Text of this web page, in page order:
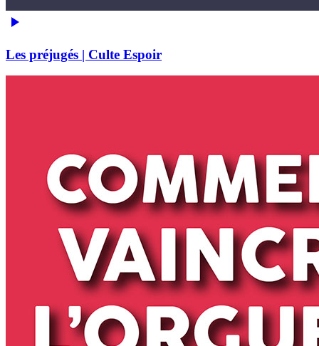
Les préjugés | Culte Espoir